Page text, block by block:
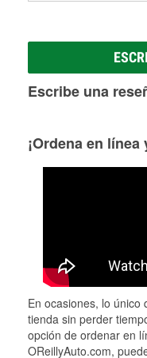
Escribe una
¡Ordena en
En ocasiones, lo
tienda sin perder
opción de ordenar en
OReillyAuto.com,